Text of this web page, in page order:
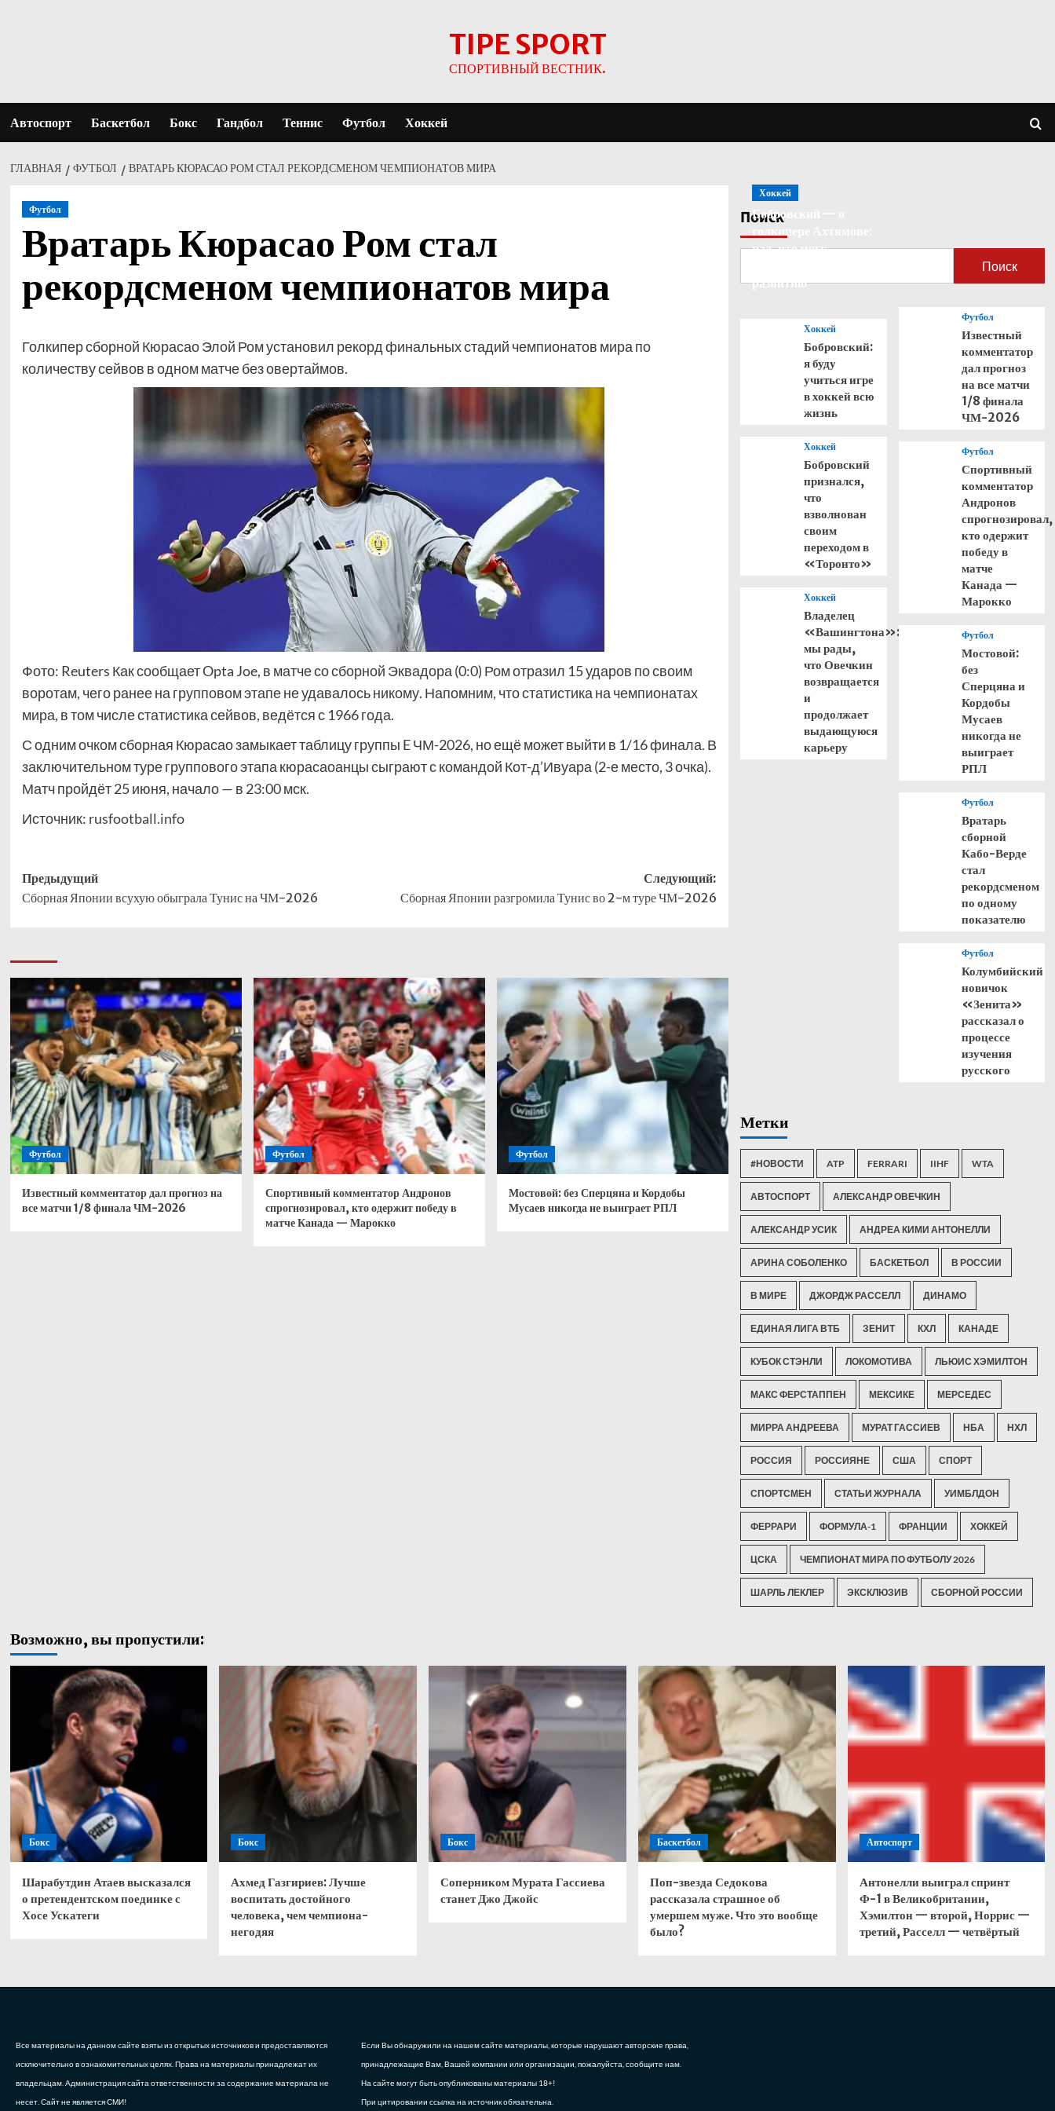
TIPE SPORT
СПОРТИВНЫЙ ВЕСТНИК.
Автоспорт Баскетбол Бокс Гандбол Теннис Футбол Хоккей
ГЛАВНАЯ ФУТБОЛ ВРАТАРЬ КЮРАСАО РОМ СТАЛ РЕКОРДСМЕНОМ ЧЕМПИОНАТОВ МИРА
Футбол
Вратарь Кюрасао Ром стал
рекордсменом чемпионатов мира
Голкипер сборной Кюрасао Элой Ром установил рекорд финальных стадий чемпионатов мира по
количеству сейвов в одном матче без овертаймов.
Фото: Reuters Как сообщает Opta Joe, в матче со сборной Эквадора (0:0) Ром отразил 15 ударов по своим
воротам, чего ранее на групповом этапе не удавалось никому. Напомним, что статистика на чемпионатах
мира, в том числе статистика сейвов, ведётся с 1966 года.
С одним очком сборная Кюрасао замыкает таблицу группы E ЧМ-2026, но ещё может выйти в 1/16 финала. В
заключительном туре группового этапа кюрасаоанцы сыграют с командой Кот-д’Ивуара (2-е место, 3 очка).
Матч пройдёт 25 июня, начало — в 23:00 мск.
Источник: rusfootball.info
Навигация
записи
Предыдущий
Сборная Японии всухую обыграла Тунис на ЧМ-2026
Следующий:
Сборная Японии разгромила Тунис во 2-м туре ЧМ-2026
Футбол
Известный комментатор дал прогноз на
все матчи 1/8 финала ЧМ-2026
Футбол
Спортивный комментатор Андронов
спрогнозировал, кто одержит победу в
матче Канада — Марокко
Футбол
Мостовой: без Сперцяна и Кордобы
Мусаев никогда не выиграет РПЛ
Поиск
Поиск
Хоккей
Бобровский — о
рад, что могу
развитию
Хоккей
Бобровский:
я буду
учиться игре
в хоккей всю
жизнь
Хоккей
Бобровский
признался,
что
взволнован
своим
переходом в
«Торонто»
Хоккей
Владелец
«Вашингтона»:
мы рады,
что Овечкин
возвращается
и
продолжает
выдающуюся
карьеру
Футбол
Известный
комментатор
дал прогноз
на все матчи
1/8 финала
ЧМ-2026
Футбол
Спортивный
комментатор
Андронов
спрогнозировал,
кто одержит
победу в
матче
Канада —
Марокко
Футбол
Мостовой:
без
Сперцяна и
Кордобы
Мусаев
никогда не
выиграет
РПЛ
Футбол
Вратарь
сборной
Кабо-Верде
стал
рекордсменом
по одному
показателю
Футбол
Колумбийский
новичок
«Зенита»
рассказал о
процессе
изучения
русского
Метки
#НОВОСТИ ATP FERRARI IIHF WTA
АВТОСПОРТ АЛЕКСАНДР ОВЕЧКИН
АЛЕКСАНДР УСИК АНДРЕА КИМИ АНТОНЕЛЛИ
АРИНА СОБОЛЕНКО БАСКЕТБОЛ В РОССИИ
В МИРЕ ДЖОРДЖ РАССЕЛЛ ДИНАМО
ЕДИНАЯ ЛИГА ВТБ ЗЕНИТ КХЛ КАНАДЕ
КУБОК СТЭНЛИ ЛОКОМОТИВА ЛЬЮИС ХЭМИЛТОН
МАКС ФЕРСТАППЕН МЕКСИКЕ МЕРСЕДЕС
МИРРА АНДРЕЕВА МУРАТ ГАССИЕВ НБА НХЛ
РОССИЯ РОССИЯНЕ США СПОРТ
СПОРТСМЕН СТАТЬИ ЖУРНАЛА УИМБЛДОН
ФЕРРАРИ ФОРМУЛА-1 ФРАНЦИИ ХОККЕЙ
ЦСКА ЧЕМПИОНАТ МИРА ПО ФУТБОЛУ 2026
ШАРЛЬ ЛЕКЛЕР ЭКСКЛЮЗИВ СБОРНОЙ РОССИИ
Возможно, вы пропустили:
Бокс
Шарабутдин Атаев высказался
о претендентском поединке с
Хосе Ускатеги
Бокс
Ахмед Газгириев: Лучше
воспитать достойного
человека, чем чемпиона-
негодяя
Бокс
Соперником Мурата Гассиева
станет Джо Джойс
Баскетбол
Поп-звезда Седокова
рассказала страшное об
умершем муже. Что это вообще
было?
Автоспорт
Антонелли выиграл спринт
Ф-1 в Великобритании,
Хэмилтон — второй, Норрис —
третий, Расселл — четвёртый
Все материалы на данном сайте взяты из открытых источников и предоставляются
исключительно в ознакомительных целях. Права на материалы принадлежат их
владельцам. Администрация сайта ответственности за содержание материала не
несет. Сайт не является СМИ!
Если Вы обнаружили на нашем сайте материалы, которые нарушают авторские права,
принадлежащие Вам, Вашей компании или организации, пожалуйста, сообщите нам.
На сайте могут быть опубликованы материалы 18+!
При цитировании ссылка на источник обязательна.